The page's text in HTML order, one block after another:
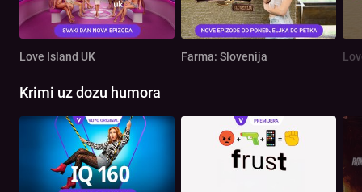
Love Island UK Farma: Slovenija
Krimi uz dozu humora